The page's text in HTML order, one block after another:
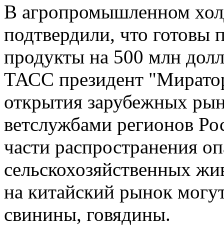
В агропромышленном
подтвердили, что готовы
продукты на 500 млн
ТАСС президент
открытия зарубежных
ветслужбами регионов
части распространения
сельскохозяйственных
на китайский рынок
свинины, говядины.